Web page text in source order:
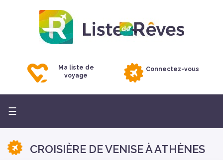
Ma liste de
voyage
Connectez-vous
Basculer
navigation
☰
CROISIÈRE DE VENISE À ATHÈNES